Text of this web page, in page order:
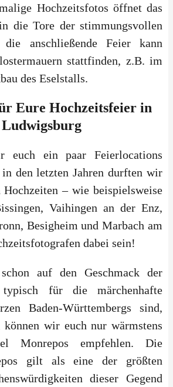
Hochzeitsfotos öffnet das
die Tore der stimmungsvollen
die anschließende Feier kann
stattfinden, z.B. im
des Eselstalls.
Eure Hochzeitsfeier in
Ludwigsburg
euch ein paar Feierlocations
den letzten Jahren durften wir
– wie beispielsweise
Vaihingen an der Enz,
Besigheim und Marbach am
dabei sein!
auf den Geschmack der
typisch für die märchenhafte
Baden-Württembergs sind,
können wir euch nur wärmstens
Monrepos empfehlen. Die
gilt als eine der größten
dieser Gegend